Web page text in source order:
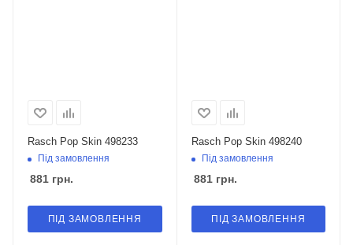
Rasch Pop Skin 498233
Під замовлення
881 грн.
ПІД ЗАМОВЛЕННЯ
Rasch Pop Skin 498240
Під замовлення
881грн.
ПІД ЗАМОВЛЕННЯ